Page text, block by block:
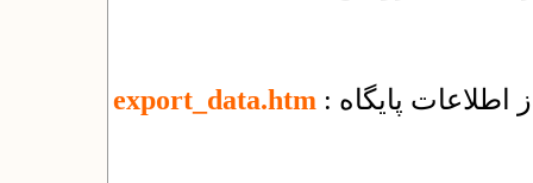
export_data.htm پایگاه